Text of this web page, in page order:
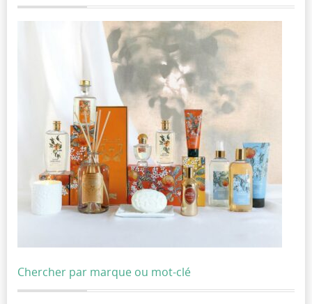
Chercher par marque ou mot-clé